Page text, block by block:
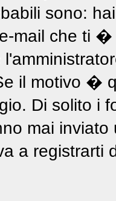
sono:
mail che ti
il motivo �
Di solito i
mai
a registrarti